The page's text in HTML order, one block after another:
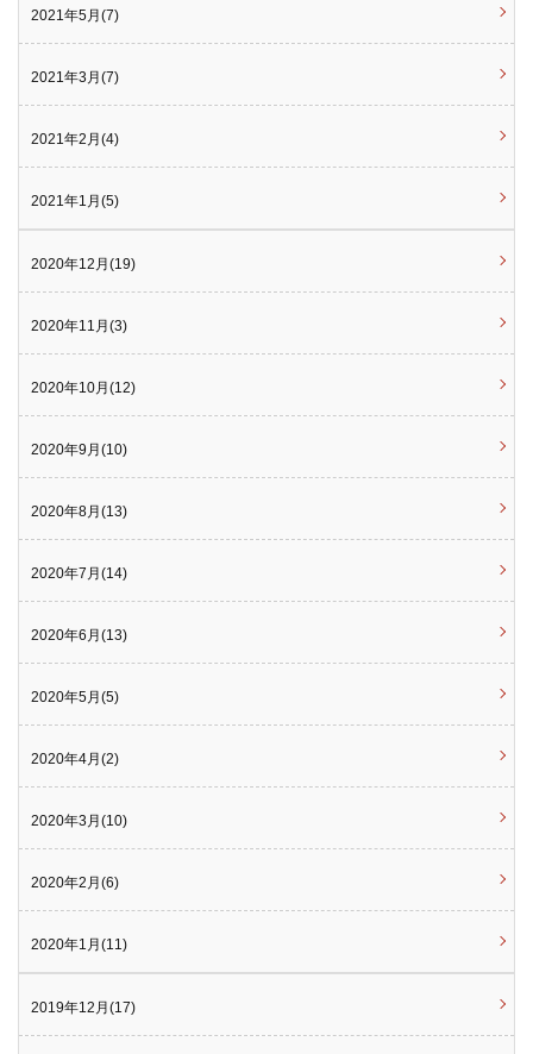
2021年5月(7)
2021年3月(7)
2021年2月(4)
2021年1月(5)
2020年12月(19)
2020年11月(3)
2020年10月(12)
2020年9月(10)
2020年8月(13)
2020年7月(14)
2020年6月(13)
2020年5月(5)
2020年4月(2)
2020年3月(10)
2020年2月(6)
2020年1月(11)
2019年12月(17)